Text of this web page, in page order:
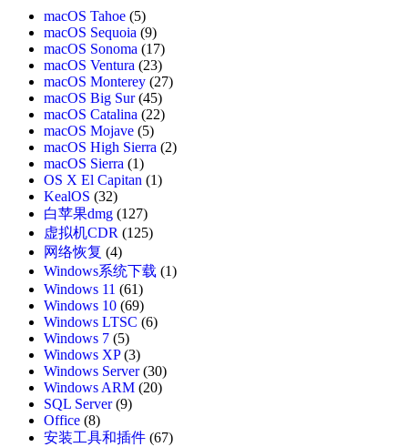
macOS Tahoe (5)
macOS Sequoia (9)
macOS Sonoma (17)
macOS Ventura (23)
macOS Monterey (27)
macOS Big Sur(45)
macOS Catalina (22)
macOS Mojave (5)
macOS High Sierra (2)
macOS Sierra (1)
OS X El Capitan (1)
KealOS (32)
白苹果dmg (127)
虚拟机CDR (125)
网络恢复 (4)
Windows系统下载 (1)
Windows 11 (61)
Windows 10 (69)
Windows LTSC (6)
Windows 7 (5)
Windows XP(3)
Windows Server(30)
Windows ARM (20)
SQL Server(9)
Office (8)
安装工具和插件 (67)